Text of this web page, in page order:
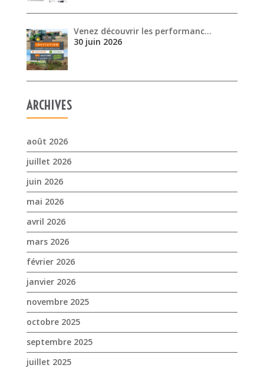
Venez découvrir les performanc…
30 juin 2026
ARCHIVES
août 2026
juillet 2026
juin 2026
mai 2026
avril 2026
mars 2026
février 2026
janvier 2026
novembre 2025
octobre 2025
septembre 2025
juillet 2025